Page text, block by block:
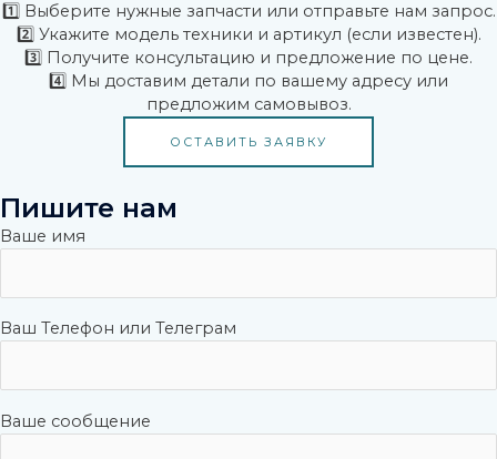
1️⃣ Выберите нужные запчасти или отправьте нам запрос.
2️⃣ Укажите модель техники и артикул (если известен).
3️⃣ Получите консультацию и предложение по цене.
4️⃣ Мы доставим детали по вашему адресу или
предложим самовывоз.
ОСТАВИТЬ ЗАЯВКУ
Пишите нам
Ваше имя
Ваш Телефон или Телеграм
Ваше сообщение